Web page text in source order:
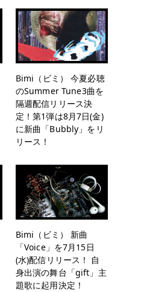
Bimi（ビミ） 今夏必聴
のSummer Tune3曲を
隔週配信リリース決
定！第1弾は8月7日(金)
に新曲「Bubbly」をリ
リース！
Bimi（ビミ） 新曲
「Voice」を7月15日
(水)配信リリース！ 自
身出演の舞台「gift」主
題歌に起用決定！